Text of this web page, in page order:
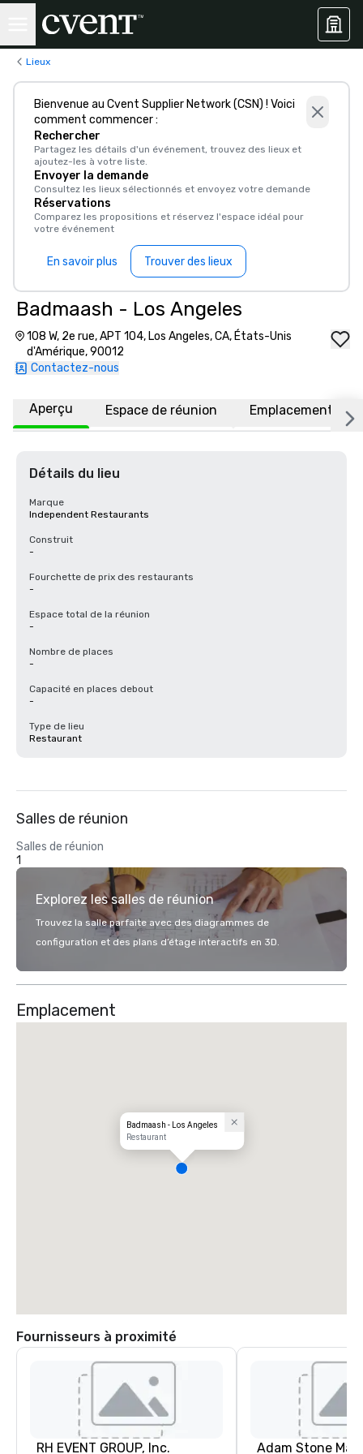
Lieux
Bienvenue au Cvent Supplier Network (CSN) ! Voici
comment commencer :
Rechercher
Partagez les détails d'un événement, trouvez des lieux et
ajoutez-les à votre liste.
Envoyer la demande
Consultez les lieux sélectionnés et envoyez votre demande
Réservations
Comparez les propositions et réservez l'espace idéal pour
votre événement
En savoir plus Trouver des lieux
Badmaash - Los Angeles
108 W, 2e rue, APT 104, Los Angeles, CA, États-Unis
d'Amérique, 90012
Contactez-nous
Aperçu Espace de réunion Emplacement
Détails du lieu
Marque
Independent Restaurants
Construit
-
Fourchette de prix des restaurants
-
Espace total de la réunion
-
Nombre de places
-
Capacité en places debout
-
Type de lieu
Restaurant
Salles de réunion
Salles de réunion
1
Explorez les salles de réunion
Trouvez la salle parfaite avec des diagrammes de
configuration et des plans d’étage interactifs en 3D.
Emplacement
Badmaash - Los Angeles
Restaurant
Fournisseurs à proximité
RH EVENT GROUP, Inc. Adam Stone